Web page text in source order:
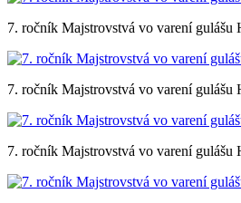
7. ročník Majstrovstvá vo varení gulášu
7. ročník Majstrovstvá vo varení gulášu
7. ročník Majstrovstvá vo varení gulášu